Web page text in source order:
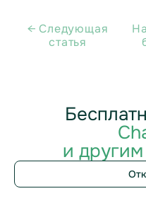
← Cледующая
статья
и